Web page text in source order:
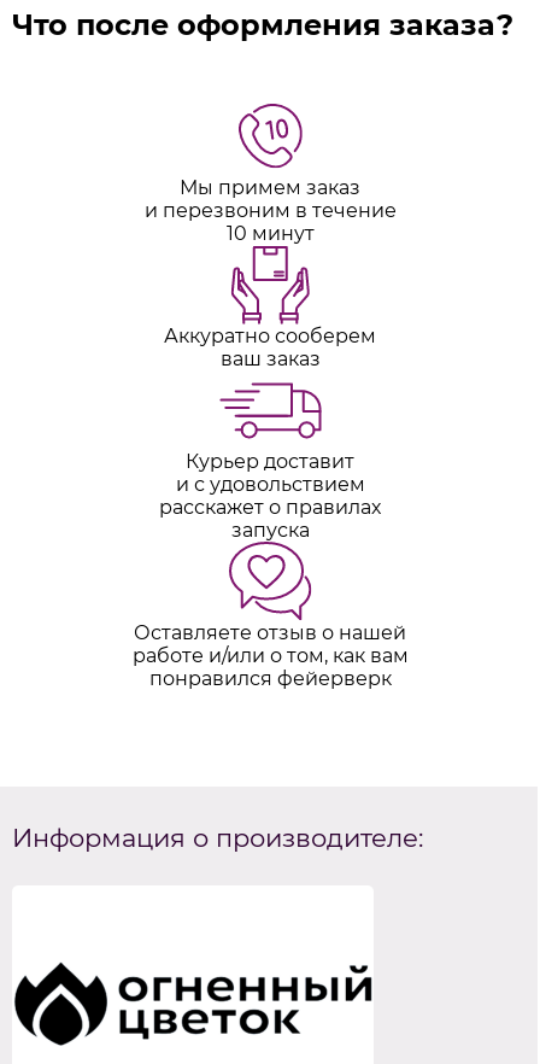
Что после оформления заказа?
Мы примем заказ
и перезвоним в течение
10 минут
Аккуратно сооберем
ваш заказ
Курьер доставит
и с удовольствием
расскажет о правилах
запуска
Оставляете отзыв о нашей
работе и/или о том, как вам
понравился фейерверк
Информация о производителе: